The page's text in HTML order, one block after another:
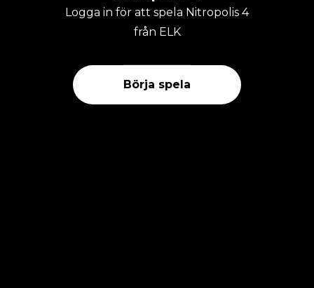
Logga in för att spela Nitropolis 4
från ELK
Börja spela